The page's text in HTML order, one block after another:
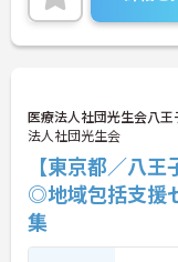
ご興味のある方には
に詳細をお話しいた
さい！
医療法人社団光生会八
法人社団光生会
【東京都／八
◎地域包括支援
集